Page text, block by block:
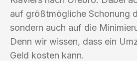
auf größtmögliche Schonung
sondern auch auf die
Denn wir wissen, dass ein
Geld kosten kann.